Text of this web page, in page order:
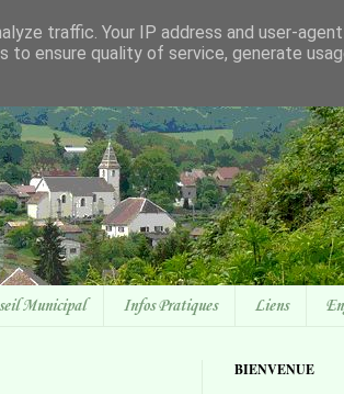
Municipal Infos Pratiques Liens
BIENVENUE
traffic. Your IP address and user-agent
to ensure quality of service, generate